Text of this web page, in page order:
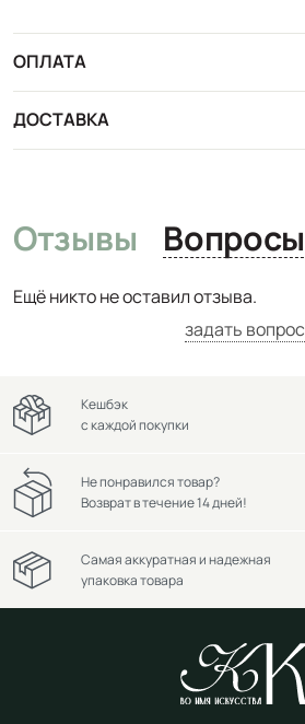
ОПЛАТА
ДОСТАВКА
Отзывы
Ещё никто не оставил отзыва.
задать вопрос
Кешбэк
с каждой покупки
Не понравился товар?
Возврат в течение 14 дней!
Самая аккуратная и надежная
упаковка товара